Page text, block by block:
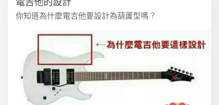
電吉他的設計
你知道為什麼電吉他要設計為葫蘆型嗎？